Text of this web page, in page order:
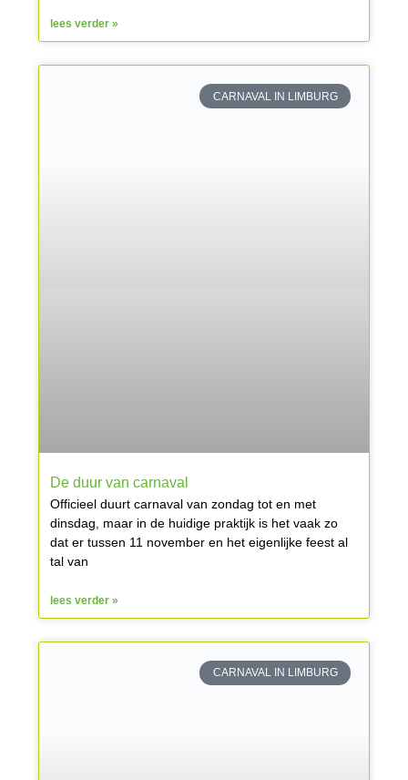
lees verder »
CARNAVAL IN LIMBURG
De duur van carnaval
Officieel duurt carnaval van zondag tot en met
dinsdag, maar in de huidige praktijk is het vaak zo
dat er tussen 11 november en het eigenlijke feest al
tal van
lees verder »
CARNAVAL IN LIMBURG